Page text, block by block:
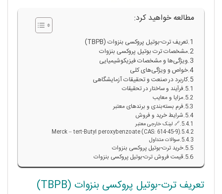
مطالعه خواهید کرد:
تعریف ترت-بوتیل پروکسی بنزوات (TBPB)
مشخصات ترت بوتیل پروکسی بنزوات
ویژگی‌ها و مشخصات فیزیکوشیمیایی
خواص و ویژگی‌های کلی
کاربرد در صنعت و تحقیقات آزمایشگاهی
فرآیند و ساختار در تحقیقات
مزایا و معایب
فرم بسته‌بندی و برندهای معتبر
شرایط خرید و فروش
🔗 لینک خارجی معتبر
Merck – tert-Butyl peroxybenzoate (CAS: 614-45-9)
سوالات متداول
خرید ترت-بوتیل پروکسی بنزوات
قیمت فروش ترت-بوتیل پروکسی بنزوات
تعریف ترت-بوتیل پروکسی بنزوات (TBPB)